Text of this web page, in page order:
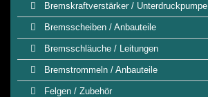
Bremskraftverstärker / Unterdruckpumpe
Bremsscheiben / Anbauteile
Bremsschläuche / Leitungen
Bremstrommeln / Anbauteile
Felgen / Zubehör